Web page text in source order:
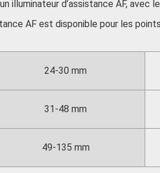
illuminateur d’assistance AF, avec
AF est disponible pour les
24-30 mm
31-48 mm
49-135 mm